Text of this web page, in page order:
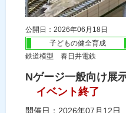
公開日：2026年06月18日
子どもの健全育成
鉄道模型 春日井電鉄
Nゲージ一般向け展
イベント終了
開催日：2026年07月12日